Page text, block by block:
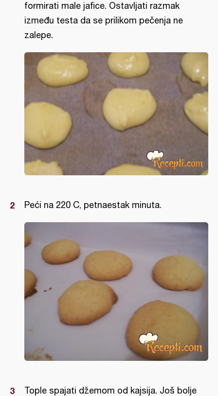
formirati male jafice. Ostavljati razmak
između testa da se prilikom pečenja ne
zalepe.
Peći na 220 C, petnaestak minuta.
Tople spajati džemom od kajsija. Još bolje